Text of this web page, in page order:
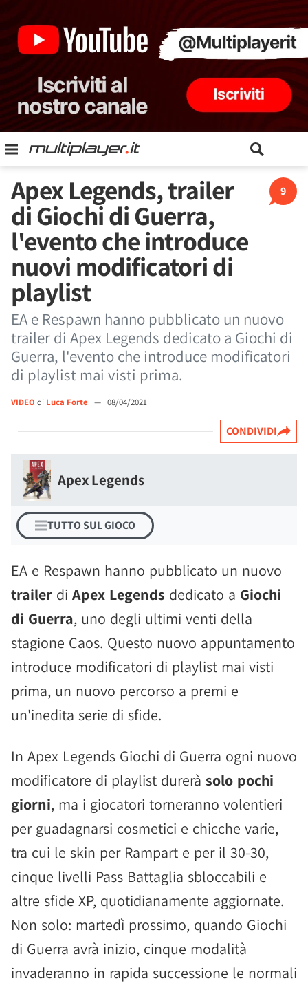
9
Apex Legends, trailer
di Giochi di Guerra,
l'evento che introduce
nuovi modificatori di
playlist
EA e Respawn hanno pubblicato un nuovo
trailer di Apex Legends dedicato a Giochi di
Guerra, l'evento che introduce modificatori
di playlist mai visti prima.
VIDEO di Luca Forte — 08/04/2021
CONDIVIDI
Apex Legends
TUTTO SUL GIOCO
EA e Respawn hanno pubblicato un nuovo
trailer di Apex Legends dedicato a Giochi
di Guerra, uno degli ultimi venti della
stagione Caos. Questo nuovo appuntamento
introduce modificatori di playlist mai visti
prima, un nuovo percorso a premi e
un'inedita serie di sfide.
In Apex Legends Giochi di Guerra ogni nuovo
modificatore di playlist durerà solo pochi
giorni, ma i giocatori torneranno volentieri
per guadagnarsi cosmetici e chicche varie,
tra cui le skin per Rampart e per il 30-30,
cinque livelli Pass Battaglia sbloccabili e
altre sfide XP, quotidianamente aggiornate.
Non solo: martedì prossimo, quando Giochi
di Guerra avrà inizio, cinque modalità
invaderanno in rapida successione le normali